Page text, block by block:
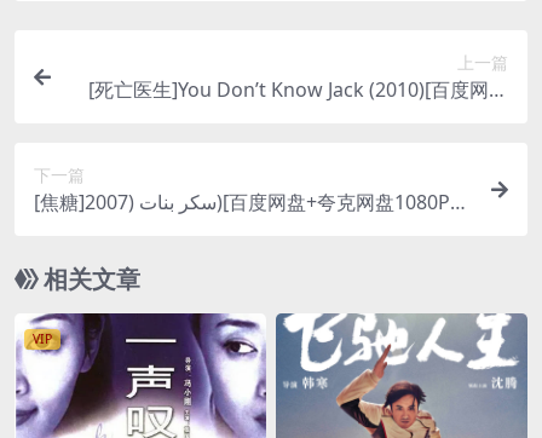
上一篇
[死亡医生]You Don’t Know Jack (2010)[百度网盘
下一篇
[焦糖]سكر بنات (2007)[百度网盘+夸克网盘1080P
[中文字幕]
相关文章
VIP